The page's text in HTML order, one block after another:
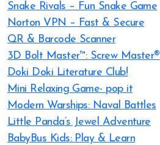
Snake Rivals – Fun Snake Game
Norton VPN – Fast & Secure
QR & Barcode Scanner
3D Bolt Master™: Screw Master®
Doki Doki Literature Club!
Mini Relaxing Game- pop it
Modern Warships: Naval Battles
Little Panda’s Jewel Adventure
BabyBus Kids: Play & Learn